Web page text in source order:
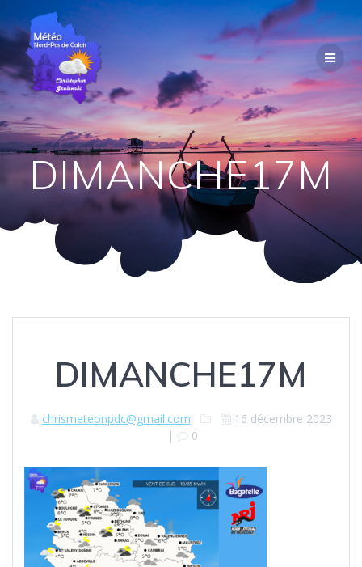
Passer
au
contenu
DIMANCHE17M
DIMANCHE17M
chrismeteonpdc@gmail.com
16 décembre 2023
|
0